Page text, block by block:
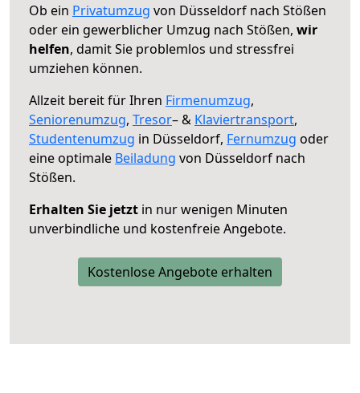
Ob ein Privatumzug von Düsseldorf nach Stößen
oder ein gewerblicher Umzug nach Stößen, wir
helfen, damit Sie problemlos und stressfrei
umziehen können.
Allzeit bereit für Ihren Firmenumzug,
Seniorenumzug, Tresor– & Klaviertransport,
Studentenumzug in Düsseldorf, Fernumzug oder
eine optimale Beiladung von Düsseldorf nach
Stößen.
Erhalten Sie jetzt in nur wenigen Minuten
unverbindliche und kostenfreie Angebote.
Kostenlose Angebote erhalten